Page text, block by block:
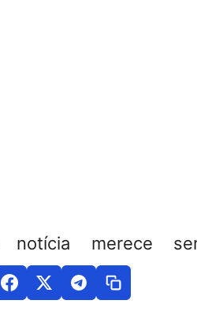
notícia merece